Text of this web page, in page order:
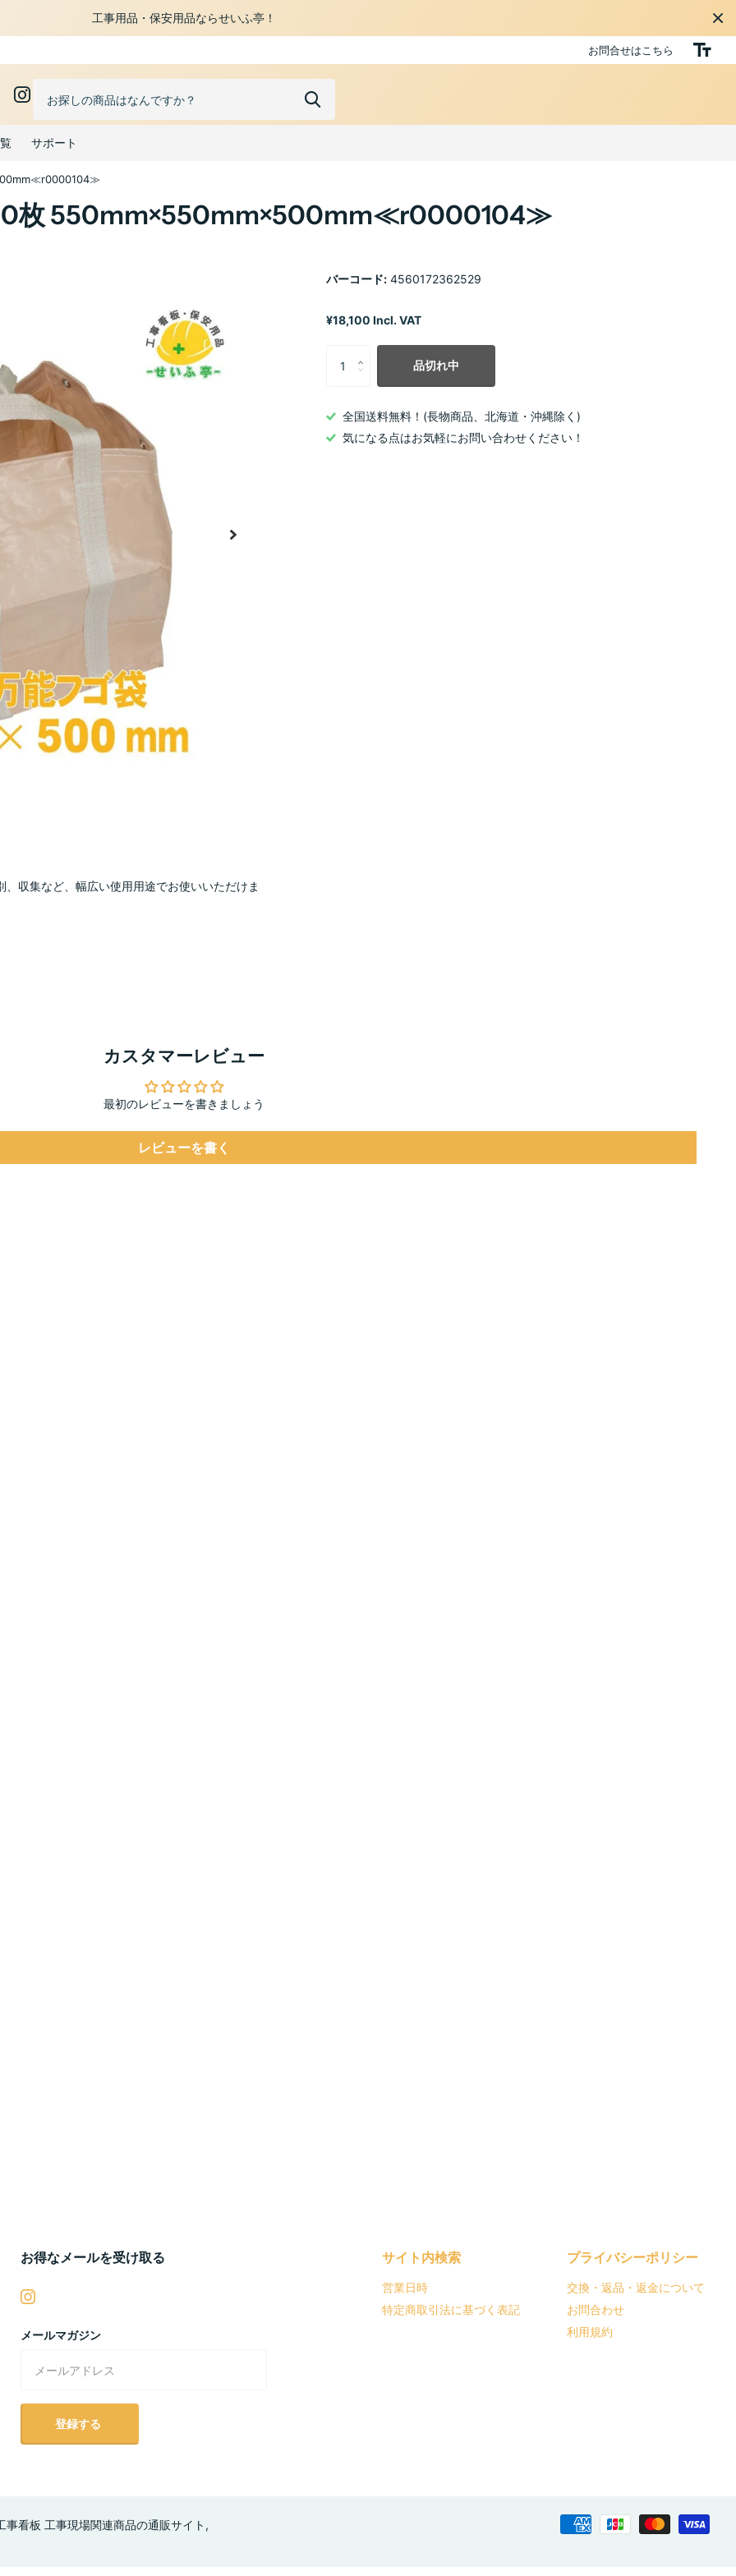
工事用品・保安用品ならせいふ亭！
お問合せはこちら
サポート
10枚 550mm×550mm×500mm≪r0000104≫
収集など、幅広い使用用途でお使いいただけま
バーコード: 4560172362529
¥18,100 Incl. VAT
品切れ中
全国送料無料！(長物商品、北海道・沖縄除く)
気になる点はお気軽にお問い合わせください！
カスタマーレビュー
最初のレビューを書きましょう
レビューを書く
お得なメールを受け取る
メールマガジン
登録する
サイト内検索
営業日時
特定商取引法に基づく表記
プライバシーポリシー
交換・返品・返金について
お問合わせ
利用規約
看板 工事現場関連商品の通販サイト,